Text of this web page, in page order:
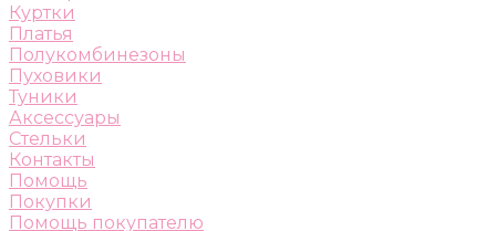
Куртки
Платья
Полукомбинезоны
Пуховики
Туники
Аксессуары
Стельки
Контакты
Помощь
Покупки
Помощь покупателю